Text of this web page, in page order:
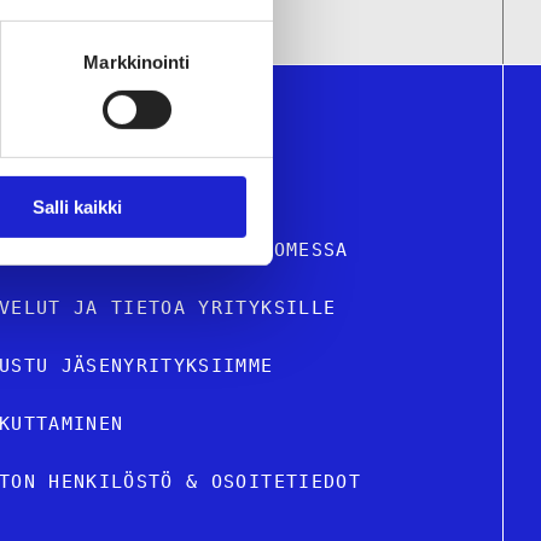
Markkinointi
Salli kaikki
JA MUOTIALA SUOMESSA
JA TIETOA YRITYKSILLE
JÄSENYRITYKSIIMME
HENKILÖSTÖ & OSOITETIEDOT